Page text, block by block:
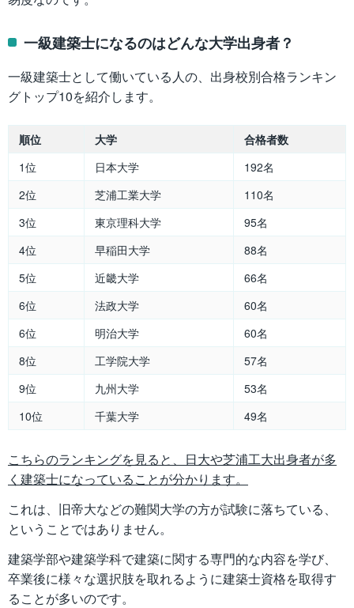
一級建築士になるのはどんな大学出身者？
一級建築士として働いている人の、出身校別合格ランキン
グトップ10を紹介します。
順位 大学
合格者数
1位
日本大学
192名
2位
芝浦工業大学
110名
3位
東京理科大学
95名
4位
早稲田大学
88名
5位
近畿大学
66名
6位
法政大学
60名
6位
明治大学
60名
8位
工学院大学
57名
9位
九州大学
53名
10位
千葉大学 49名
こちらのランキングを見ると、日大や芝浦工大出身者が多
く建築士になっていることが分かります。
これは、旧帝大などの難関大学の方が試験に落ちている、
ということではありません。
建築学部や建築学科で建築に関する専門的な内容を学び、
卒業後に様々な選択肢を取れるように建築士資格を取得す
ることが多いのです。